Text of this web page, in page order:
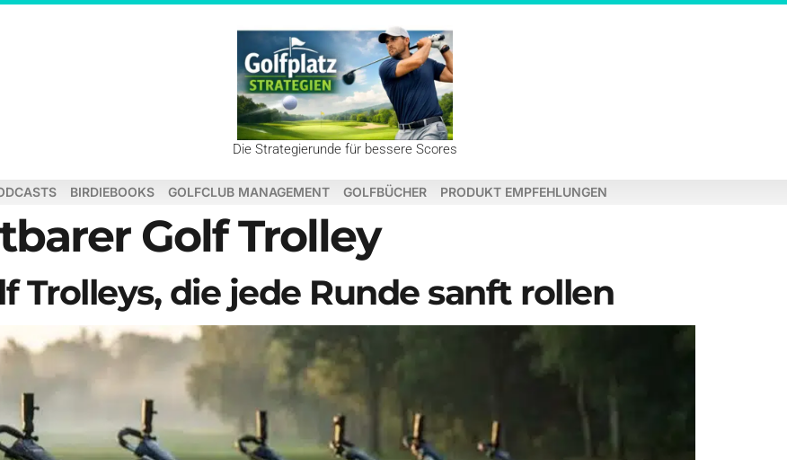
Die Strategierunde für bessere Scores
BIRDIEBOOKS GOLFCLUB MANAGEMENT GOLFBÜCHER PRODUKT EMPFEHLUNGEN
Golf Trolley
Trolleys, die jede Runde sanft rollen